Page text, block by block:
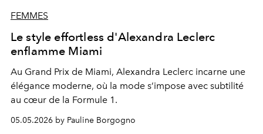
FEMMES
Le style effortless d'Alexandra Leclerc
enflamme Miami
Au Grand Prix de Miami, Alexandra Leclerc incarne une
élégance moderne, où la mode s’impose avec subtilité
au cœur de la Formule 1.
05.05.2026 by Pauline Borgogno